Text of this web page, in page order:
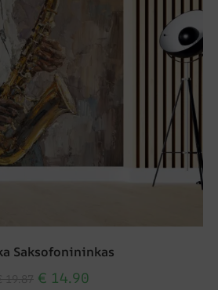
Saksofonininkas
€ 14.90